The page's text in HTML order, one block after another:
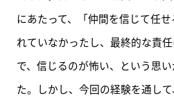
にあたって、「仲間を信じて任
れていなかったし、最終的な責
で、信じるのが怖い、という思
た。しかし、今回の経験を通し